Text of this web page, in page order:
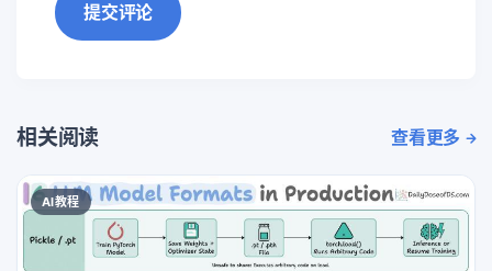
提交评论
相关阅读 查看更多
AI教程